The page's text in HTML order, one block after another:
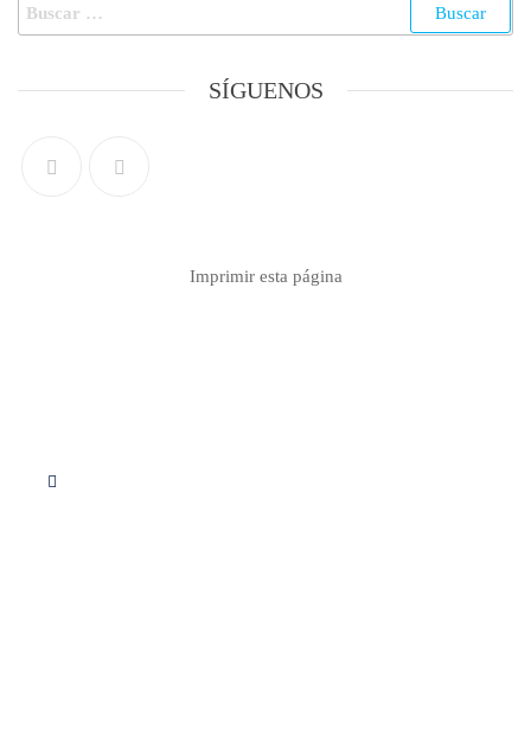
SÍGUENOS
Imprimir esta página